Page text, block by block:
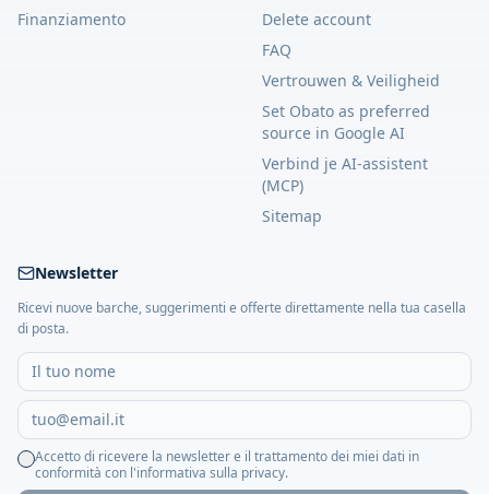
Finanziamento
Delete account
FAQ
Vertrouwen & Veiligheid
Set Obato as preferred
source in Google AI
Verbind je AI-assistent
(MCP)
Sitemap
Newsletter
Ricevi nuove barche, suggerimenti e offerte direttamente nella tua casella
di posta.
Accetto di ricevere la newsletter e il trattamento dei miei dati in
conformità con l'informativa sulla privacy.